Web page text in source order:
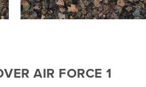
AIR FORCE 1